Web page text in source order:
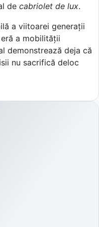
de cabriolet de lux.
a viitoarei generații
a mobilității
demonstrează deja că
nu sacrifică deloc